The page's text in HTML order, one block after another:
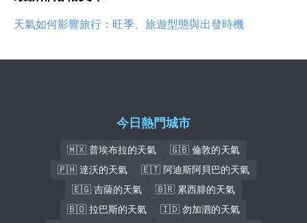
天氣如何影響旅行：旺季、旅遊型態與出發時機
今日熱門城市
🇲🇽 普埃布拉的天氣
🇬🇧 倫敦的天氣
🇵🇭 達沃的天氣
🇪🇹 阿迪斯阿貝巴的天氣
🇪🇬 吉薩的天氣
🇧🇷 累西腓的天氣
🇧🇴 拉巴斯的天氣
🇮🇩 勿加泗的天氣